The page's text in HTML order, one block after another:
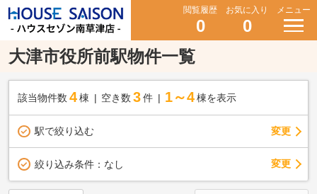
閲覧履歴
0
お気に入り
0
メニュー
大津市役所前駅物件一覧
該当物件数 4棟 空き数 3 件 1～4 棟を表示
駅で絞り込む 変更
絞り込み条件： なし 変更